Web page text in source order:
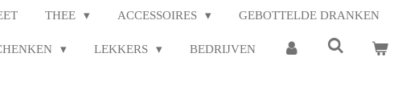
THEE ACCESSOIRES GEBOTTELDE DRANKEN
LEKKERS BEDRIJVEN